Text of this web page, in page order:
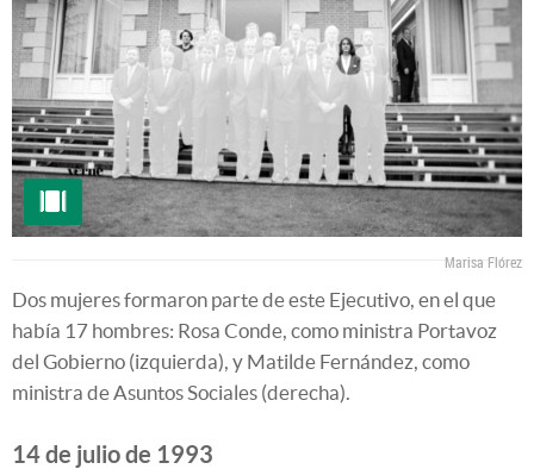
Marisa Flórez
Dos mujeres formaron parte de este Ejecutivo, en el que
había 17 hombres: Rosa Conde, como ministra Portavoz
del Gobierno (izquierda), y Matilde Fernández, como
ministra de Asuntos Sociales (derecha).
14 de julio de 1993